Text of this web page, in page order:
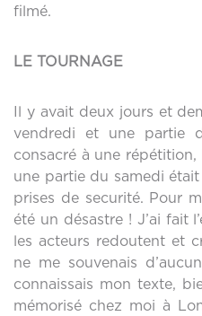
filmé.
LE TOURNAGE
Il y avait deux jours et
vendredi et une partie
consacré à une
une partie du samedi
prises de securité. Pour
été un désastre ! J’ai fait
les acteurs redoutent et
ne me souvenais
connaissais mon texte,
mémorisé chez moi à